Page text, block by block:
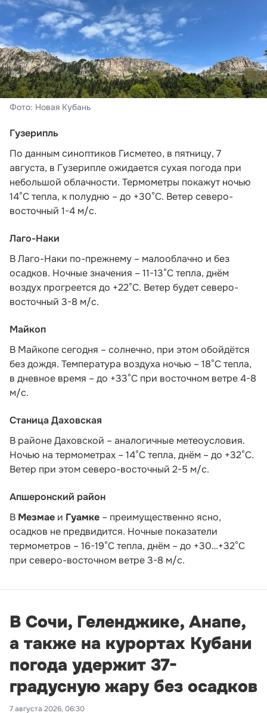
Фото: Новая Кубань
Гузерипль
По данным синоптиков Гисметео, в пятницу, 7
августа, в Гузерипле ожидается сухая погода при
небольшой облачности. Термометры покажут ночью
14°С тепла, к полудню – до +30°С. Ветер северо-
восточный 1-4 м/с.
Лаго-Наки
В Лаго-Наки по-прежнему – малооблачно и без
осадков. Ночные значения – 11-13°С тепла, днём
воздух прогреется до +22°С. Ветер будет северо-
восточный 3-8 м/с.
Майкоп
В Майкопе сегодня – солнечно, при этом обойдётся
без дождя. Температура воздуха ночью – 18°С тепла,
в дневное время – до +33°С при восточном ветре 4-8
м/с.
Станица Даховская
В районе Даховской – аналогичные метеоусловия.
Ночью на термометрах – 14°C тепла, днём – до +32°C.
Ветер при этом северо-восточный 2-5 м/с.
Апшеронский район
В Мезмае и Гуамке – преимущественно ясно,
осадков не предвидится. Ночные показатели
термометров – 16-19°С тепла, днём – до +30…+32°С
при северо-восточном ветре 3-8 м/с.
В Сочи, Геленджике, Анапе,
а также на курортах Кубани
погода удержит 37-
градусную жару без осадков
7 августа 2026, 06:30